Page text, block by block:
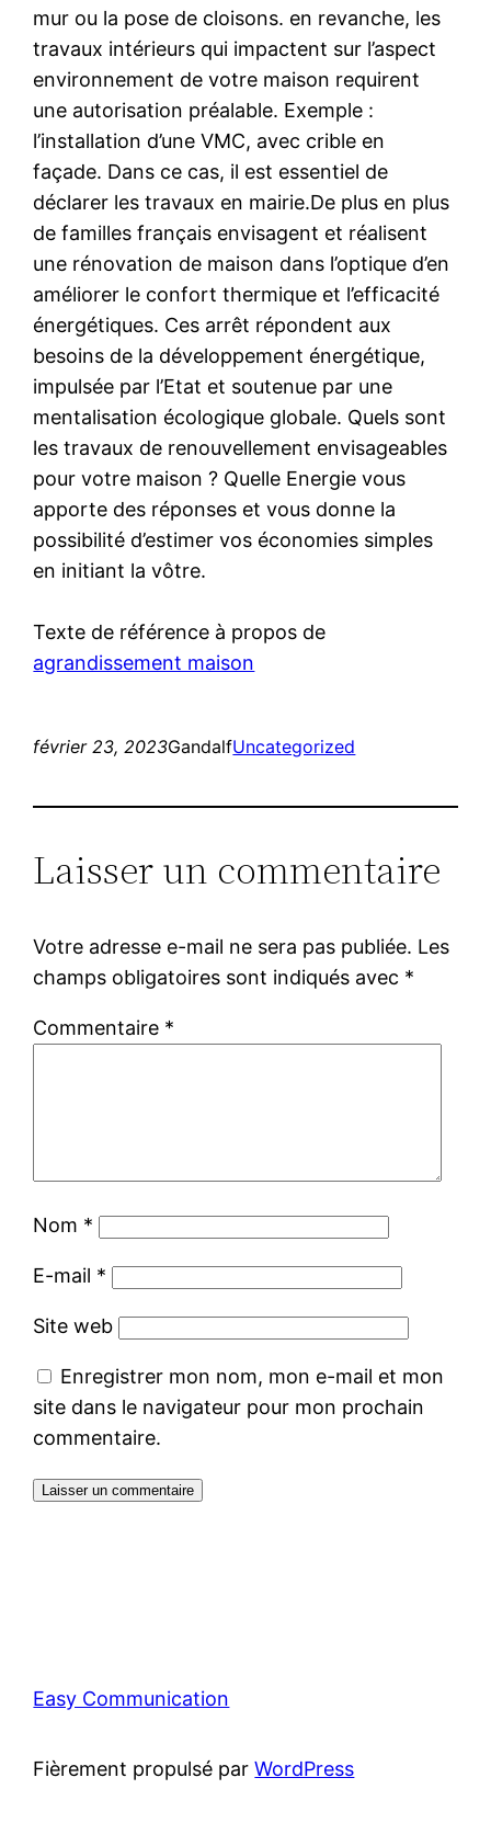
mur ou la pose de cloisons. en revanche, les
travaux intérieurs qui impactent sur l’aspect
environnement de votre maison requirent
une autorisation préalable. Exemple :
l’installation d’une VMC, avec crible en
façade. Dans ce cas, il est essentiel de
déclarer les travaux en mairie.De plus en plus
de familles français envisagent et réalisent
une rénovation de maison dans l’optique d’en
améliorer le confort thermique et l’efficacité
énergétiques. Ces arrêt répondent aux
besoins de la développement énergétique,
impulsée par l’Etat et soutenue par une
mentalisation écologique globale. Quels sont
les travaux de renouvellement envisageables
pour votre maison ? Quelle Energie vous
apporte des réponses et vous donne la
possibilité d’estimer vos économies simples
en initiant la vôtre.
Texte de référence à propos de
agrandissement maison
février 23, 2023GandalfUncategorized
Laisser un commentaire
Votre adresse e-mail ne sera pas publiée. Les
champs obligatoires sont indiqués avec *
Commentaire *
Nom *
E-mail *
Site web
Enregistrer mon nom, mon e-mail et mon
site dans le navigateur pour mon prochain
commentaire.
Easy Communication
Fièrement propulsé parWordPress